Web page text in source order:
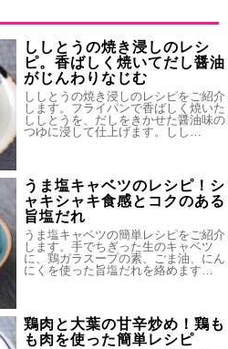
ししとうの焼き浸しのレシ
ピ。香ばしく焼いてだし醤油
がじんわりなじむ
ししとうの焼き浸しのレシピをご紹介
します。フライパンで香ばしく焼いた
ししとうを、だしをきかせた醤油味の
つゆに浸して仕上げます。しし…
うま塩キャベツのレシピ！シ
ャキシャキ食感とコクのある
旨塩だれ
うま塩キャベツの簡単レシピをご紹介
します。手でちぎった生のキャベツ
に、鶏ガラスープの素、ごま油、にん
にくを使った旨塩だれを絡めます…
鶏肉と大葉の甘辛炒め！鶏も
も肉を使った簡単レシピ